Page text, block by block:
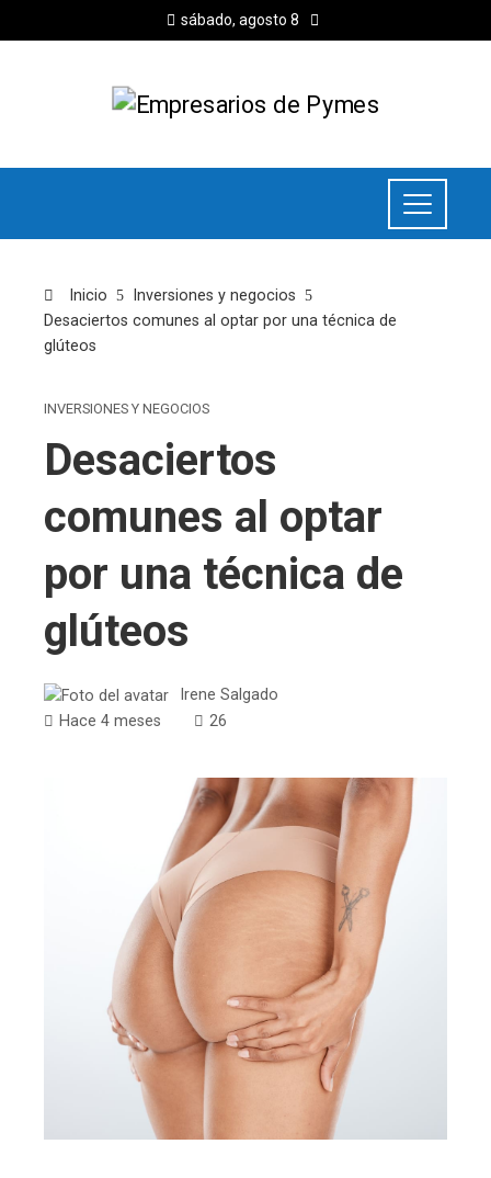
sábado, agosto 8
Inicio
Inversiones y negocios
Desaciertos comunes al optar por una técnica de
glúteos
INVERSIONES Y NEGOCIOS
Desaciertos
comunes al optar
por una técnica de
glúteos
Irene Salgado
Hace 4 meses
26